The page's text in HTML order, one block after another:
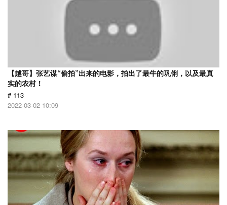
【越哥】张艺谋“偷拍”出来的电影，拍出了最牛的巩俐，以及最真
实的农村！
# 113
2022-03-02 10:09